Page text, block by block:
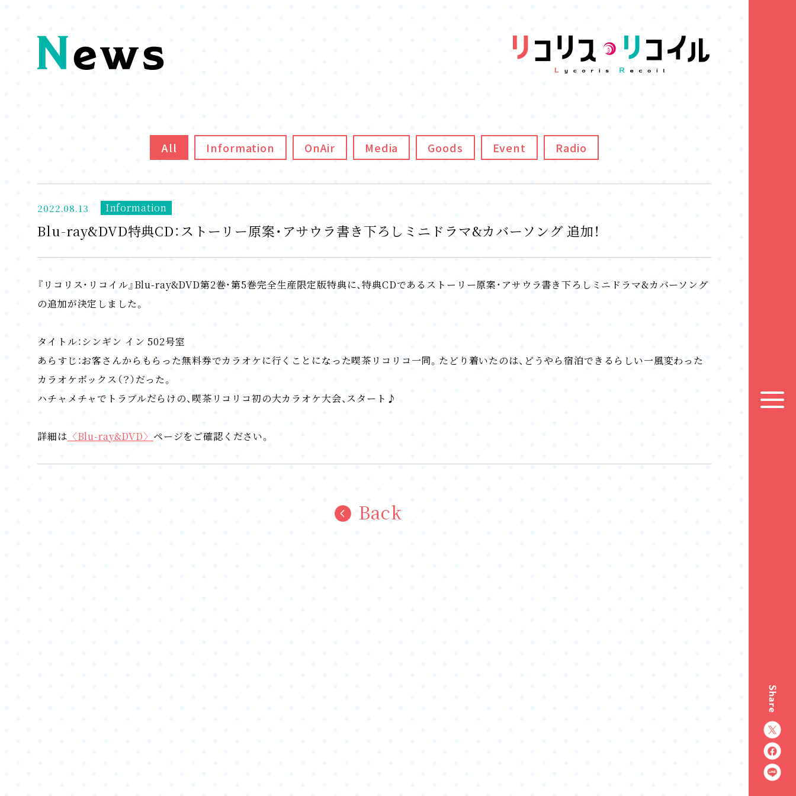
All Information OnAir Media Goods Event Radio
2022.08.13 Information
Blu-ray&DVD特典CD：ストーリー原案・アサウラ書き下ろしミニドラマ&カバーソング 追加！
『リコリス・リコイル』Blu-ray&DVD第2巻・第5巻完全生産限定版特典に、特典CDであるストーリー原案・アサウラ書き下ろしミニドラマ&カバーソング
の追加が決定しました。
タイトル：シンギン イン 502号室
あらすじ：お客さんからもらった無料券でカラオケに行くことになった喫茶リコリコ一同。たどり着いたのは、どうやら宿泊できるらしい一風変わった
カラオケボックス（？）だった。
ハチャメチャでトラブルだらけの、喫茶リコリコ初の大カラオケ大会、スタート♪
詳細は 〈Blu-ray&DVD〉 ページをご確認ください。
Back